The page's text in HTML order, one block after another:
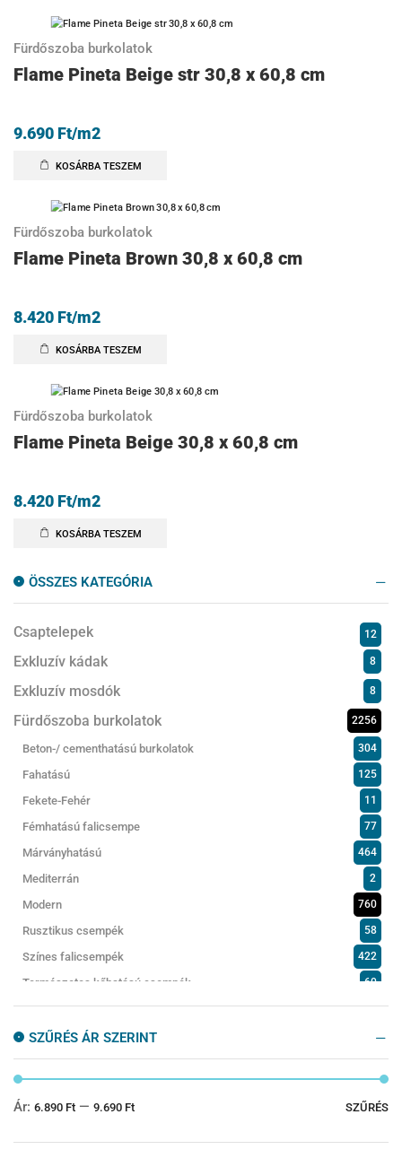
ÖSSZES KATEGÓRIA
Csaptelepek 12
Exkluzív kádak 8
Exkluzív mosdók 8
Fürdőszoba burkolatok 2256
Beton-/ cementhatású burkolatok 304
Fahatású 125
Fekete-Fehér 11
Fémhatású falicsempe 77
Márványhatású 464
Mediterrán 2
Modern 760
Rusztikus csempék 58
Színes falicsempék 422
Természetes kőhatású csempék 60
Fürdőszobabútorok 159
Kádak 101
Konyhacsempe 67
SZŰRÉS ÁR SZERINT
SZŰRÉS
Ár: 6.890 Ft — 9.690 Ft
Fürdőszoba burkolatok
Flame Pineta Beige str 30,8 x 60,8 cm
9.690 Ft/m2
KOSÁRBA TESZEM
Fürdőszoba burkolatok
Flame Pineta Brown 30,8 x 60,8 cm
8.420 Ft/m2
KOSÁRBA TESZEM
Fürdőszoba burkolatok
Flame Pineta Beige 30,8 x 60,8 cm
8.420 Ft/m2
KOSÁRBA TESZEM